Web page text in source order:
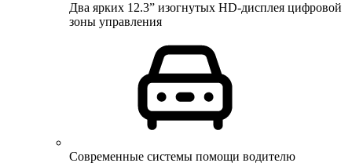
Два ярких 12.3” изогнутых HD-дисплея цифровой
зоны управления
Современные системы помощи водителю